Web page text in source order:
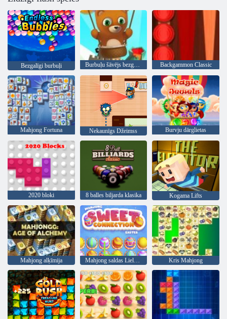
Bezgalīgi burbuļi Burbuļu šāvējs bezgalīgs Backgammon Classic
Mahjong Fortuna Nekaunīgs Džeimss Burvju dārglietas
2020 bloki 8 balles biljarda klasika Kogama Lifts
Mahjong alķīmija Mahjong saldas Lieldienas Kris Mahjong